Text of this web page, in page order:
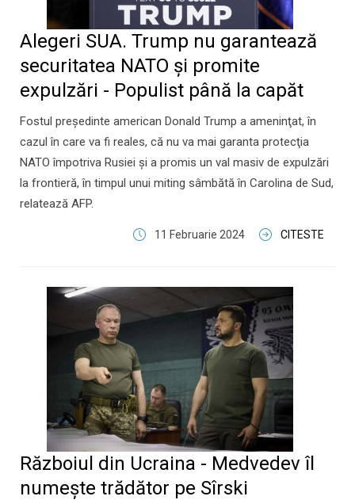
Alegeri SUA. Trump nu garantează
securitatea NATO şi promite
expulzări - Populist până la capăt
Fostul preşedinte american Donald Trump a ameninţat, în
cazul în care va fi reales, că nu va mai garanta protecţia
NATO împotriva Rusiei şi a promis un val masiv de expulzări
la frontieră, în timpul unui miting sâmbătă în Carolina de Sud,
relatează AFP.
11 Februarie 2024 CITESTE
Războiul din Ucraina - Medvedev îl
numeşte trădător pe Sîrski